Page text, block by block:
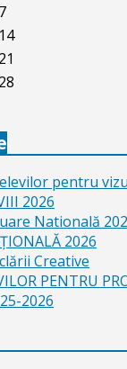
7
14
21
28
pentru
2026
Natională
2026
Creative
PENTRU
2026